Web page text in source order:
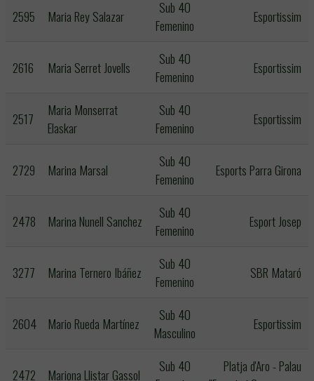
2595 Maria Rey Salazar
Sub 40
Femenino
Esportissim
2616 Maria Serret Jovells
Sub 40
Femenino
Esportissim
2517
Maria Monserrat
Elaskar
Sub 40
Femenino
Esportissim
2729 Marina Marsal
Sub 40
Femenino
Esports Parra Girona
2478 Marina Nunell Sanchez
Sub 40
Femenino
Esport Josep
3277 Marina Ternero Ibáñez
Sub 40
Femenino
SBR Mataró
2604 Mario Rueda Martínez
Sub 40
Masculino
Esportissim
2472 Mariona Llistar Gassol
Sub 40
Platja d'Aro - Palau